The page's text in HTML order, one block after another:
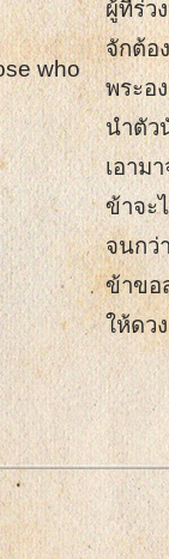
who
ผู้ที่ร่ว
จักต้อ
พระอ
นำตัว
เอาม
ข้าจะ
จนกว่
ข้าขอ
ให้ดว